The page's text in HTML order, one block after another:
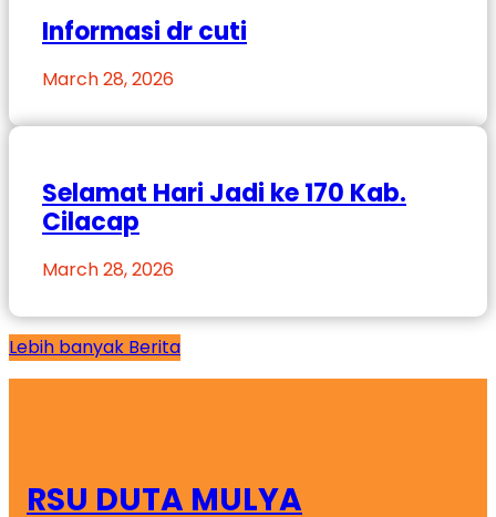
Informasi dr cuti
March 28, 2026
Selamat Hari Jadi ke 170 Kab.
Cilacap
March 28, 2026
Lebih banyak Berita
RSU DUTA MULYA